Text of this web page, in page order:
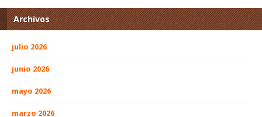
Archivos
julio 2026
junio 2026
mayo 2026
marzo 2026